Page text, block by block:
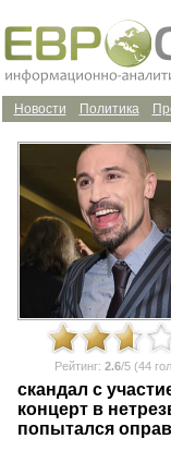
Политика
Новости
Рейтинг: 2.6/5 (44
скандал с
концерт в
попытался